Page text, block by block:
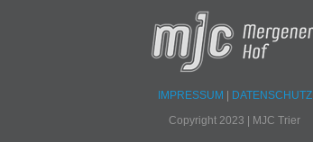
IMPRESSUM | DATENSCHUTZ
Copyright 2023 | MJC Trier